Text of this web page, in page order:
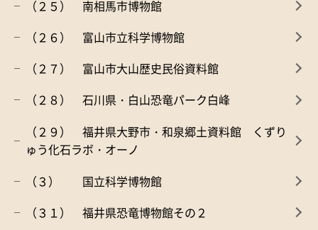
（２５） 南相馬市博物館
（２６） 富山市立科学博物館
（２７） 富山市大山歴史民俗資料館
（２８） 石川県・白山恐竜パーク白峰
（２９） 福井県大野市・和泉郷土資料館 くずり
ゅう化石ラボ・オーノ
（３） 国立科学博物館
（３１） 福井県恐竜博物館その２